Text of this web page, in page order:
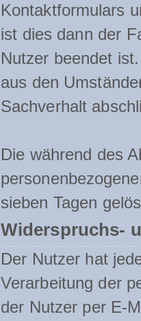
Kontaktformulars
ist dies dann der
Nutzer beendet
aus den
Sachverhalt
Die während des
sieben Tagen
Widerspruchs-
Der Nutzer hat
Verarbeitung der
der Nutzer per E-